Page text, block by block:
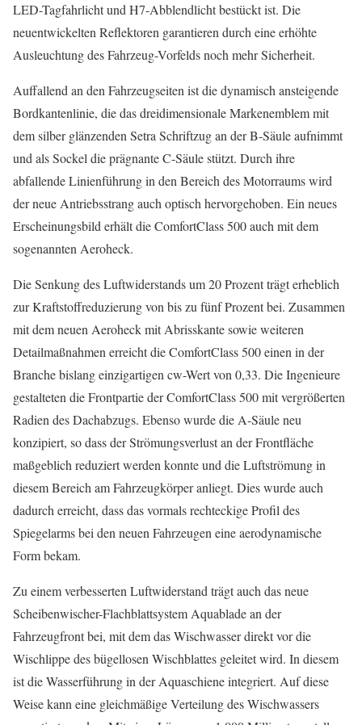
LED-Tagfahrlicht und H7-Abblendlicht bestückt ist. Die
neuentwickelten Reflektoren garantieren durch eine erhöhte
Ausleuchtung des Fahrzeug-Vorfelds noch mehr Sicherheit.
Auffallend an den Fahrzeugseiten ist die dynamisch ansteigende
Bordkantenlinie, die das dreidimensionale Markenemblem mit
dem silber glänzenden Setra Schriftzug an der B-Säule aufnimmt
und als Sockel die prägnante C-Säule stützt. Durch ihre
abfallende Linienführung in den Bereich des Motorraums wird
der neue Antriebsstrang auch optisch hervorgehoben. Ein neues
Erscheinungs­bild erhält die ComfortClass 500 auch mit dem
sogenannten Aeroheck.
Die Senkung des Luftwiderstands um 20 Prozent trägt erheblich
zur Kraftstoffreduzierung von bis zu fünf Prozent bei. Zusammen
mit dem neuen Aeroheck mit Abrisskante sowie weiteren
Detailmaßnahmen erreicht die ComfortClass 500 einen in der
Branche bislang einzigartigen cw-Wert von 0,33. Die Ingenieure
gestalteten die Frontpartie der ComfortClass 500 mit vergrößerten
Radien des Dachabzugs. Ebenso wurde die A-Säule neu
konzipiert, so dass der Strömungsverlust an der Frontfläche
maßgeblich reduziert werden konnte und die Luftströmung in
diesem Bereich am Fahrzeugkörper anliegt. Dies wurde auch
dadurch erreicht, dass das vormals rechteckige Profil des
Spiegelarms bei den neuen Fahrzeugen eine aerodynamische
Form bekam.
Zu einem verbesserten Luftwiderstand trägt auch das neue
Scheibenwischer-Flachblattsystem Aquablade an der
Fahrzeugfront bei, mit dem das Wischwasser direkt vor die
Wischlippe des bügellosen Wischblattes geleitet wird. In diesem
ist die Wasserführung in der Aquaschiene integriert. Auf diese
Weise kann eine gleichmäßige Verteilung des Wischwassers